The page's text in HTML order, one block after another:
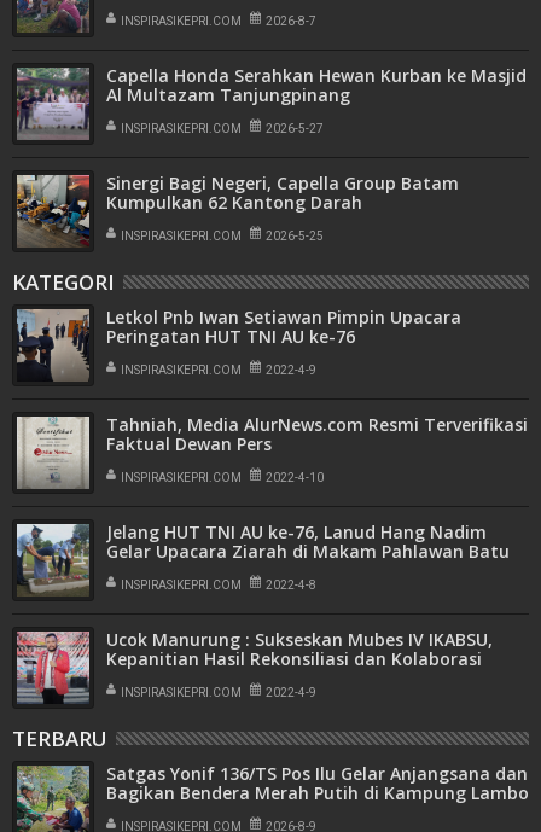
INSPIRASIKEPRI.COM 2026-8-7
Capella Honda Serahkan Hewan Kurban ke Masjid
Al Multazam Tanjungpinang
INSPIRASIKEPRI.COM 2026-5-27
Sinergi Bagi Negeri, Capella Group Batam
Kumpulkan 62 Kantong Darah
INSPIRASIKEPRI.COM 2026-5-25
KATEGORI
Letkol Pnb Iwan Setiawan Pimpin Upacara
Peringatan HUT TNI AU ke-76
INSPIRASIKEPRI.COM 2022-4-9
Tahniah, Media AlurNews.com Resmi Terverifikasi
Faktual Dewan Pers
INSPIRASIKEPRI.COM 2022-4-10
Jelang HUT TNI AU ke-76, Lanud Hang Nadim
Gelar Upacara Ziarah di Makam Pahlawan Batu
INSPIRASIKEPRI.COM 2022-4-8
Ucok Manurung : Sukseskan Mubes IV IKABSU,
Kepanitian Hasil Rekonsiliasi dan Kolaborasi
INSPIRASIKEPRI.COM 2022-4-9
TERBARU
Satgas Yonif 136/TS Pos Ilu Gelar Anjangsana dan
Bagikan Bendera Merah Putih di Kampung Lambo
INSPIRASIKEPRI.COM 2026-8-9